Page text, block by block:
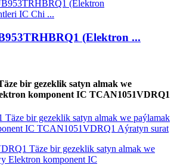
(Elektron ...
bir gezeklik satyn almak we
komponent IC TCAN1051VDRQ1